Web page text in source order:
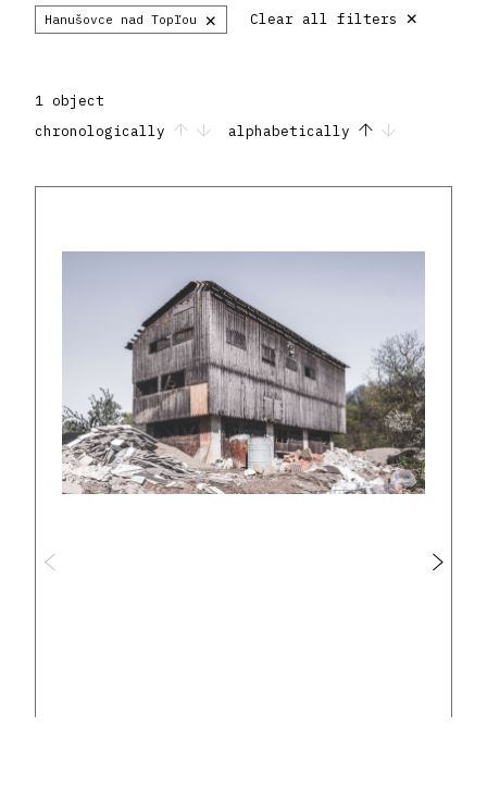
Hanušovce nad Topľou × Clear all filters ×
1 object
chronologically
alphabetically